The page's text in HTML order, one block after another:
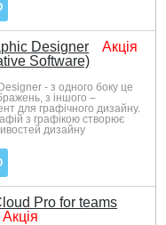
Designer
Software)
Акція
- з одного боку це
з іншого –
для графічного дизайну.
з графікою створює
дизайну
Pro for teams
Акція